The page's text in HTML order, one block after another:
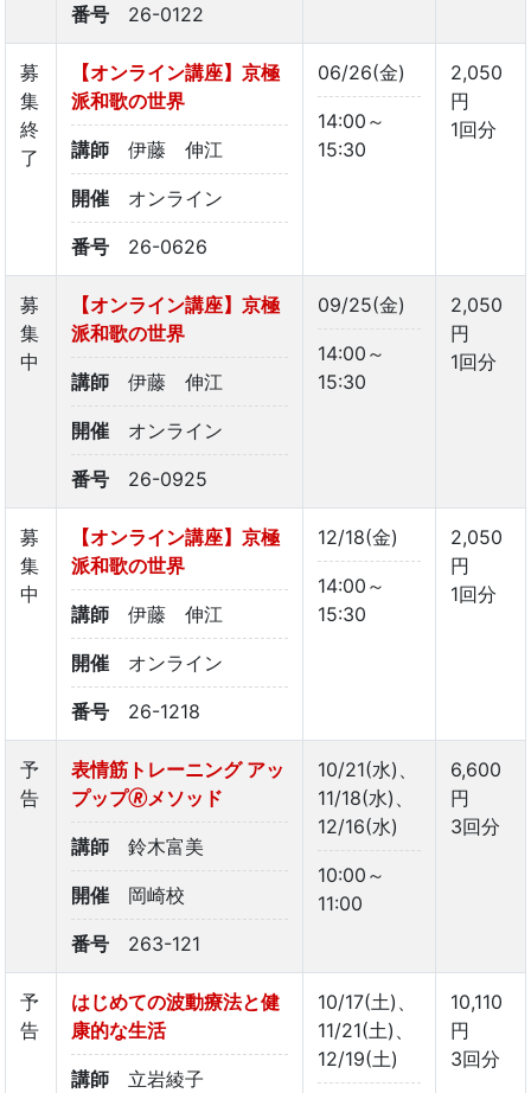
番号 26-0122
募
集
終
了
【オンライン講座】京極
派和歌の世界
講師 伊藤 伸江
開催 オンライン
番号 26-0626
06/26(金)
14:00～
15:30
2,050
円
1回分
募
集
中
【オンライン講座】京極
派和歌の世界
講師 伊藤 伸江
開催 オンライン
番号 26-0925
09/25(金)
14:00～
15:30
2,050
円
1回分
募
集
中
【オンライン講座】京極
派和歌の世界
講師 伊藤 伸江
開催 オンライン
番号 26-1218
12/18(金)
14:00～
15:30
2,050
円
1回分
予
告
表情筋トレーニング アッ
プップ🄬メソッド
講師 鈴木富美
開催 岡崎校
番号 263-121
10/21(水)、
11/18(水)、
12/16(水)
10:00～
11:00
6,600
円
3回分
予
告
はじめての波動療法と健
康的な生活
講師 立岩綾子
10/17(土)、
11/21(土)、
12/19(土)
10,110
円
3回分